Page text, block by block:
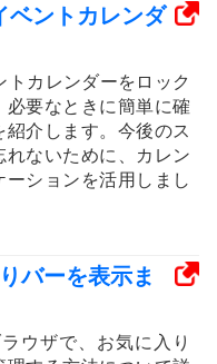
ベントカレンダ
トカレンダーをロック
必要なときに簡単に確
紹介します。今後のス
れないために、カレン
ーションを活用しまし
バーを表示ま
ウザで、お気に入り